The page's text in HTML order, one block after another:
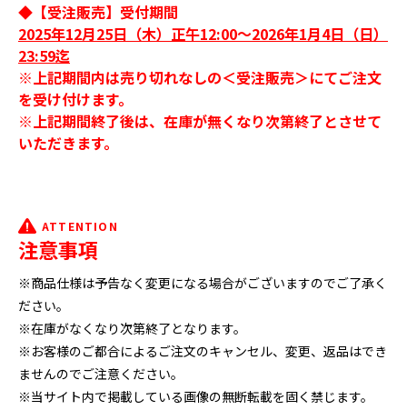
◆【受注販売】受付期間
2025年12月25日（木）正午12:00～2026年1月4日（日）
23:59迄
※上記期間内は売り切れなしの＜受注販売＞にてご注文
を受け付けます。
※上記期間終了後は、在庫が無くなり次第終了とさせて
いただきます。
ATTENTION
注意事項
※商品仕様は予告なく変更になる場合がございますのでご了承く
ださい。
※在庫がなくなり次第終了となります。
※お客様のご都合によるご注文のキャンセル、変更、返品はでき
ませんのでご注意ください。
※当サイト内で掲載している画像の無断転載を固く禁じます。